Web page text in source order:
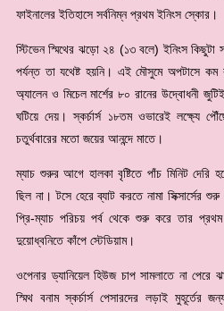
ফাইনালের ইতিহাসে সর্বনিম্ন প্রথম ইনিংস স্কোর।
স্টিভেন স্মিথের ঝড়ো ২৪ (১৩ বলে) ইনিংস
পর্যন্ত তা যথেষ্ট হয়নি। এই মৌসুমে অপটাসে কম
অ্যালেন ও মিচেল মার্শের ৮০ রানের উদ্বোধনী
ঘটিয়ে দেয়। স্কর্চার্স ১৮তম ওভারেই লক্ষ্যে
চতুর্থবারের মতো জয়ের আনন্দে মাতে।
ম্যাচ শুরুর আগে হালকা বৃষ্টিতে পাঁচ মিনিট দেরি
ছিল না। টসে হেরে ব্যাট করতে নামা সিক্সার্সের
প্রি-ম্যাচ পরিচয় পর্ব থেকে শুরু করে তার
দুয়োধ্বনিতে কাঁপে স্টেডিয়াম।
ওপেনার ড্যানিয়েল হিউজ চাপ সামলাতে না পেরে
স্মিথ বনাম স্কর্চার্স পেসারদের লড়াই মুহূর্তের